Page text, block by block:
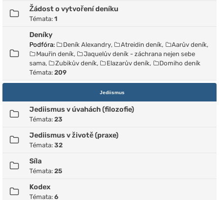
Žádost o vytvoření deníku
Témata: 1
Deníky
Podfóra: Deník Alexandry, Atreidin deník, Aarův deník,
Mauřin deník,
Jaquelův deník - záchrana nejen sebe
sama, Zubikův deník, Elazarův deník,
Domiho deník
Témata: 209
Jediismus
Jediismus v úvahách (filozofie)
Témata: 23
Jediismus v životě (praxe)
Témata: 32
Síla
Témata: 25
Kodex
Témata: 6